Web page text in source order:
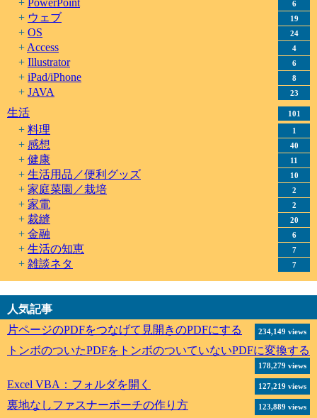
PowerPoint 6
ウェブ 19
OS 24
Access 4
Illustrator 6
iPad/iPhone 8
JAVA 23
生活 101
料理 1
感想 40
健康 11
生活用品／便利グッズ 10
家庭菜園／栽培 2
家電 2
裁縫 20
金融 6
生活の知恵 7
雑談ネタ 7
人気記事
片ページのPDFをつなげて見開きのPDFにする
234,149 views
トンボのついたPDFをトンボのついていないPDFに変換する
178,279 views
Excel VBA：フォルダを開く 127,219 views
裏地なしファスナーポーチの作り方 123,889 views